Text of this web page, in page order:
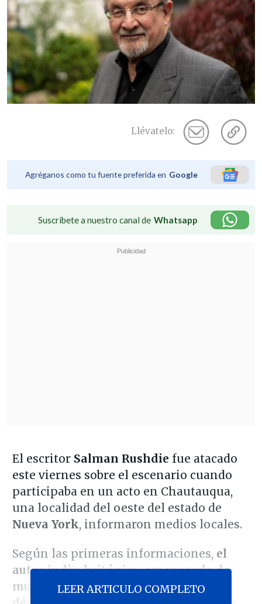
Llévatelo:
Agréganos como tu fuente preferida en Google
Suscríbete a nuestro canal de Whatsapp
El escritor Salman Rushdie fue atacado
este viernes sobre el escenario cuando
participaba en un acto en Chautauqua,
una localidad del oeste del estado de
Nueva York, informaron medios locales.
Según las primeras informaciones, el
autor indio-británico, amenazado de
muerte por sus escritos desde hace
LEER ARTICULO COMPLETO